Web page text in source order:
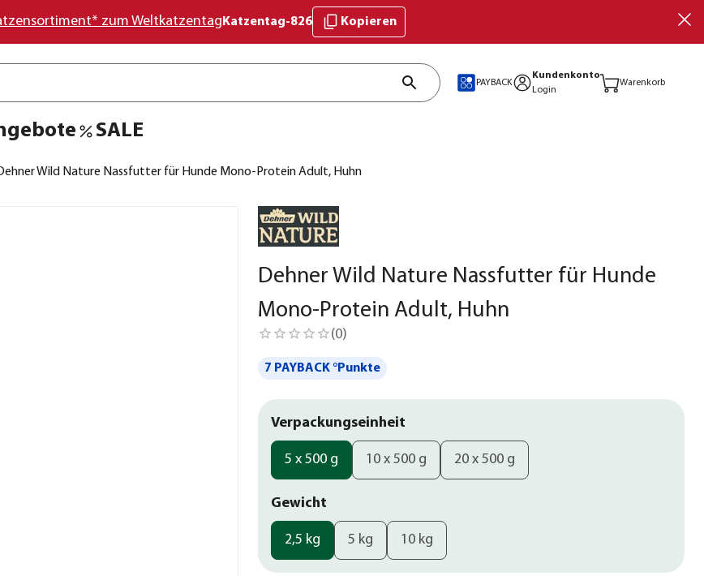
zum Weltkatzentag Katzentag-826 Kopieren
PAYBACK
Kundenkonto
Login
Warenkorb
SALE
Wild Nature Nassfutter für Hunde Mono-Protein Adult, Huhn
Dehner Wild Nature Nassfutter für Hunde
Mono-Protein Adult, Huhn
(0)
7 PAYBACK °Punkte
Verpackungseinheit
5 x 500 g 10 x 500 g 20 x 500 g
Gewicht
2,5 kg 5 kg 10 kg